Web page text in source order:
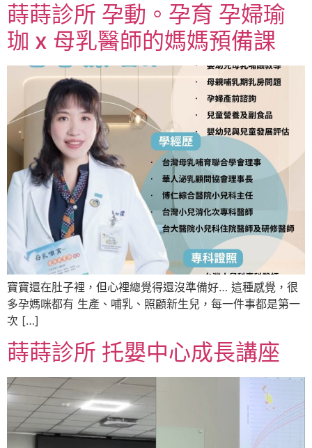
蒔蒔診所 孕動。孕育 孕婦瑜
珈 x 母乳醫師的媽媽預備課
寶寶還在肚子裡，但心裡總覺得還沒準備好… 這種感覺，很
多孕媽咪都有 生產、哺乳、照顧新生兒，每一件事都是第一
次 […]
蒔蒔診所 托嬰中心成長講座